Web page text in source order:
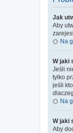
Jak
Aby
Na
W jaki
Jeśli
tylko
jeśli
Na
W jaki
Aby